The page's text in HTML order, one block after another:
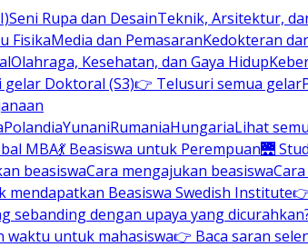
Seni Rupa dan DesainTeknik, Arsitektur,
FisikaMedia dan PemasaranKedokteran
Olahraga, Kesehatan, dan Gaya Hidup
gelar Doktoral (S3)👉 Telusuri semua gelar
PolandiaYunaniRumaniaHungariaLihat
MBA💃 Beasiswa untuk Perempuan🌉
beasiswaCara mengajukan beasiswa
mendapatkan Beasiswa Swedish Institute
sebanding dengan upaya yang
waktu untuk mahasiswa👉 Baca saran